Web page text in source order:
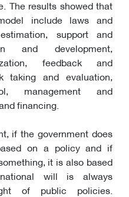
The results showed that
include laws and
support and
and development,
feedback and
taking and evaluation,
management and
financing.
if the government does
on a policy and if
it is also based
will is always
of public policies.